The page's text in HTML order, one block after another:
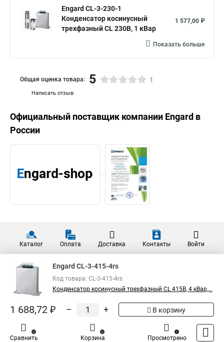
Engard CL-3-230-1
Конденсатор косинусный
трехфазный CL 230В, 1 кВар
1 577,00 ₽
Показать больше
Написать отзыв
Общая оценка товара: 5 1
Официальный поставщик компании Engard в
России
Каталог Оплата Доставка Контакты Войти
Engard CL-3-415-4rs
Код товара: CL-3-415-4rs
Конденсатор косинусный трехфазный CL 415В, 4 кВар,...
1 688,72 ₽ – + В корзину
Сравнить
0
Корзина
0
Просмотрено
1